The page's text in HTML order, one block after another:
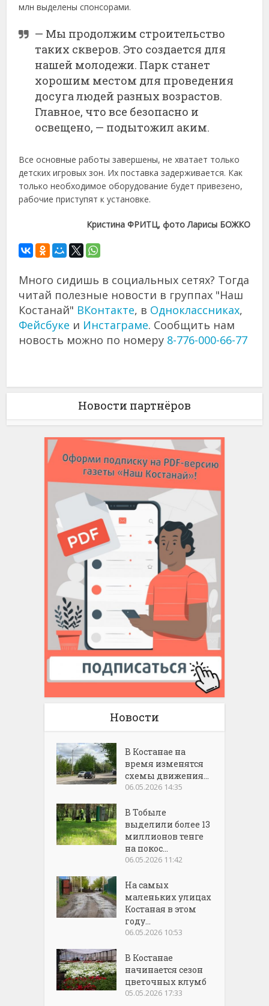
млн выделены спонсорами.
— Мы продолжим строительство
таких скверов. Это создается для
нашей молодежи. Парк станет
хорошим местом для проведения
досуга людей разных возрастов.
Главное, что все безопасно и
освещено, — подытожил аким.
Все основные работы завершены, не хватает только
детских игровых зон. Их поставка задерживается. Как
только необходимое оборудование будет привезено,
рабочие приступят к установке.
Кристина ФРИТЦ, фото Ларисы БОЖКО
Много сидишь в социальных сетях? Тогда
читай полезные новости в группах "Наш
Костанай" ВКонтакте, в Одноклассниках,
Фейсбуке и Инстаграме. Сообщить нам
новость можно по номеру 8-776-000-66-77
Новости партнёров
Новости
В Костанае на
время изменятся
схемы движения...
06.05.2026 14:35
В Тобыле
выделили более 13
миллионов тенге
на покос...
06.05.2026 11:42
На самых
маленьких улицах
Костаная в этом
году...
06.05.2026 10:53
В Костанае
начинается сезон
цветочных клумб
05.05.2026 17:33